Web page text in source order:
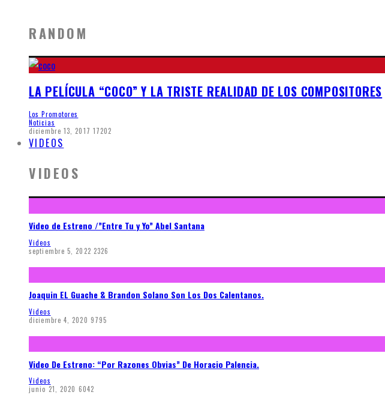
RANDOM
LA PELÍCULA “COCO” Y LA TRISTE REALIDAD DE LOS COMPOSITORES
Los Promotores
Noticias
diciembre 13, 2017 17202
VIDEOS
VIDEOS
Video de Estreno /”Entre Tu y Yo” Abel Santana
Videos
septiembre 5, 2022 2326
Joaquin EL Guache & Brandon Solano Son Los Dos Calentanos.
Videos
diciembre 4, 2020 9795
Video De Estreno: “Por Razones Obvias” De Horacio Palencia.
Videos
junio 21, 2020 6042